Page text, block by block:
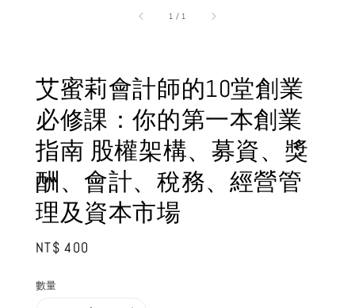
1 / 1
艾蜜莉會計師的10堂創業
必修課：你的第一本創業
指南 股權架構、募資、獎
酬、會計、稅務、經營管
理及資本市場
Regular
NT$ 400
數量